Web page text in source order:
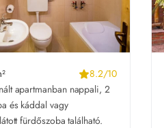
8.2/10
apartmanban nappali, 2
és káddal vagy
fürdőszoba található.